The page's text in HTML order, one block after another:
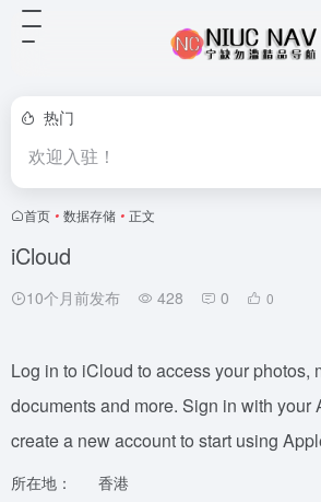
热门
欢迎入驻！
首页 • 数据存储 • 正文
iCloud
10个月前发布 428 0 0
Log in to iCloud to access your photos,
documents and more. Sign in with your
create a new account to start using
所在地：
香港